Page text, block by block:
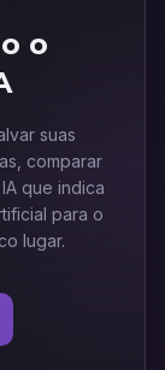
o
suas
comparar
que indica
para o
lugar.